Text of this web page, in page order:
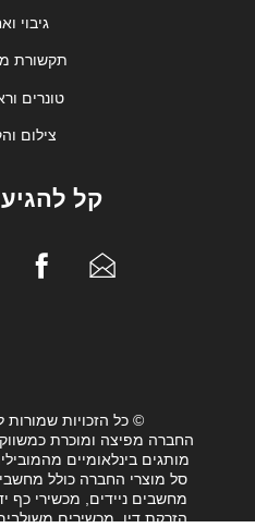
גיבוי
תקשורת
טונרים
צילום
קל להגיע
© כל הזכויות שמורות לתמליל
החברה מפיצה ומוכרת
מותגים בינלאומיים
סל מוצרי החברה כולל
מחשבים ניידים, מכשירי כף
הזרקת דיו, מכשירים